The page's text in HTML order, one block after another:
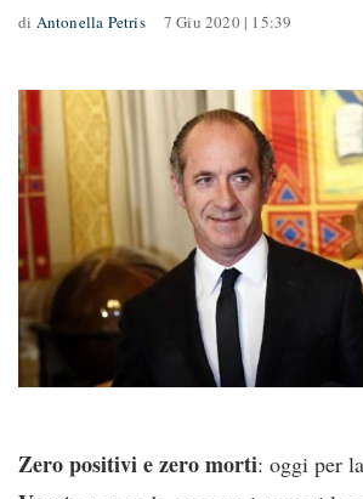
di Antonella Petris 7 Giu 2020 | 15:39
Zero positivi e zero morti: oggi per